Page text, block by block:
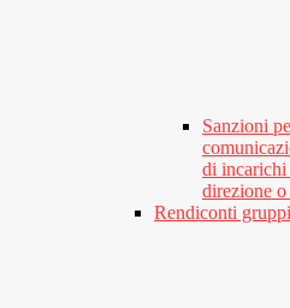
Sanzioni
di
direzione
Rendiconti